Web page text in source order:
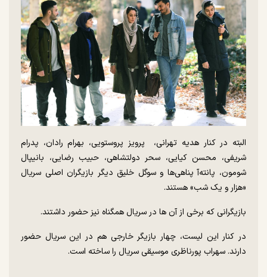
البته در کنار هدیه تهرانی، پرویز پروستویی، بهرام رادان، پدرام
شریفی، محسن کیایی، سحر دولتشاهی، حبیب رضایی، بانیپال
شومون، پانته‌آ پناهی‌ها و سوگل خلیق دیگر بازیگران اصلی سریال
«هزار و یک شب» هستند.
بازیگرانی که برخی از آن ها در سریال همگناه نیز حضور داشتند.
در کنار این لیست، چهار بازیگر خارجی هم در این سریال حضور
دارند. سهراب پورناظری موسیقی سریال را ساخته است.